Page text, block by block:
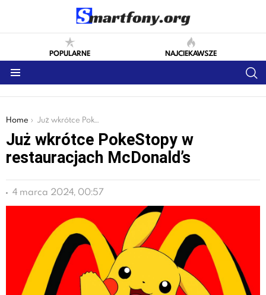
POPULARNE NAJCIEKAWSZE
You are here:
Home Już wkrótce PokeStopy w restauracjach McDonald’s
Już wkrótce PokeStopy w
restauracjach McDonald’s
4 marca 2024, 00:57